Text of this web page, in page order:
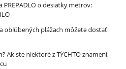
o desiatky metrov:
obľúbených plážach môžete dostať
Ak ste niektoré z TÝCHTO znamení,